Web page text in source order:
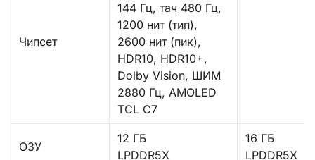
Чипсет
144 Гц, тач 480 Гц,
1200 нит (тип),
2600 нит (пик),
HDR10, HDR10+,
Dolby Vision, ШИМ
2880 Гц, AMOLED
TCL C7
ОЗУ
12 ГБ
LPDDR5X
16 ГБ
LPDDR5X